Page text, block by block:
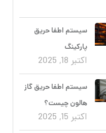
سیستم اطفا حریق
پارکینگ
اکتبر 18, 2025
سیستم اطفا حریق گاز
هالون چیست؟
اکتبر 15, 2025